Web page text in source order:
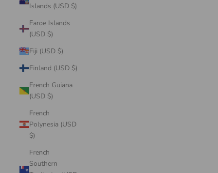
Islands (USD $)
Faroe Islands
(USD $)
Fiji (USD $)
Finland (USD $)
French Guiana
(USD $)
French
Polynesia (USD
$)
French
Southern